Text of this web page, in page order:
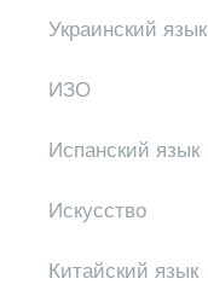
Украинский язык
ИЗО
Испанский язык
Искусство
Китайский язык